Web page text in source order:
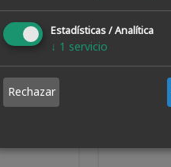
Estadísticas / Analítica
↓ 1 servicio
Rechazar